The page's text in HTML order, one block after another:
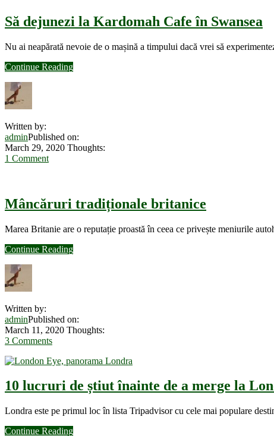
Să dejunezi la Kardomah Cafe în Swansea
Nu ai neapărată nevoie de o mașină a timpului dacă vrei să
Continue Readingabout
Swansea
Written by:
adminPublished on:
March 29, 2020 Thoughts:
1 Comment
Mâncăruri tradiționale britanice
Marea Britanie are o reputație proastă în ceea ce privește meniurile
Continue Readingabout
Written by:
adminPublished on:
March 11, 2020 Thoughts:
3 Comments
10 lucruri de știut înainte de a merge la
Londra este pe primul loc în lista Tripadvisor cu cele mai populare
Continue Readingabout